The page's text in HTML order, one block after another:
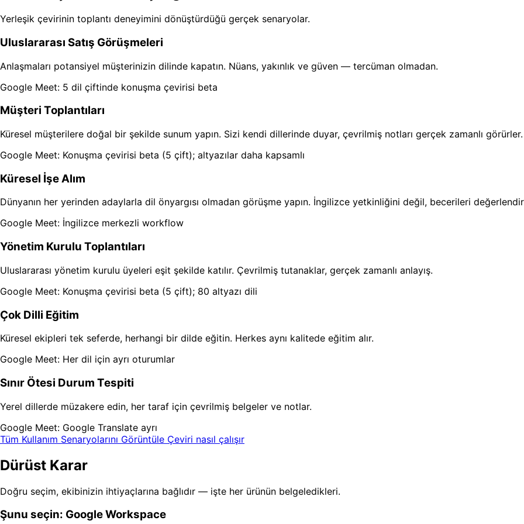
Yerleşik çevirinin toplantı deneyimini dönüştürdüğü gerçek senaryolar.
Uluslararası Satış Görüşmeleri
Anlaşmaları potansiyel müşterinizin dilinde kapatın. Nüans, yakınlık ve güven — tercüman olmadan.
Google Meet: 5 dil çiftinde konuşma çevirisi beta
Müşteri Toplantıları
Küresel müşterilere doğal bir şekilde sunum yapın. Sizi kendi dillerinde duyar, çevrilmiş notları gerçek zamanlı görürler.
Google Meet: Konuşma çevirisi beta (5 çift); altyazılar daha kapsamlı
Küresel İşe Alım
Dünyanın her yerinden adaylarla dil önyargısı olmadan görüşme yapın. İngilizce yetkinliğini değil, becerileri
Google Meet: İngilizce merkezli workflow
Yönetim Kurulu Toplantıları
Uluslararası yönetim kurulu üyeleri eşit şekilde katılır. Çevrilmiş tutanaklar, gerçek zamanlı anlayış.
Google Meet: Konuşma çevirisi beta (5 çift); 80 altyazı dili
Çok Dilli Eğitim
Küresel ekipleri tek seferde, herhangi bir dilde eğitin. Herkes aynı kalitede eğitim alır.
Google Meet: Her dil için ayrı oturumlar
Sınır Ötesi Durum Tespiti
Yerel dillerde müzakere edin, her taraf için çevrilmiş belgeler ve notlar.
Google Meet: Google Translate ayrı
Tüm Kullanım Senaryolarını Görüntüle Çeviri nasıl çalışır
Dürüst Karar
Doğru seçim, ekibinizin ihtiyaçlarına bağlıdır — işte her ürünün belgeledikleri.
Şunu seçin: Google Workspace